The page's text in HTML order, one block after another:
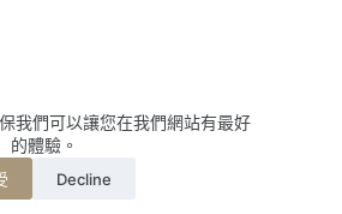
我們可以讓您在我們網站有最好
的體驗。
Decline